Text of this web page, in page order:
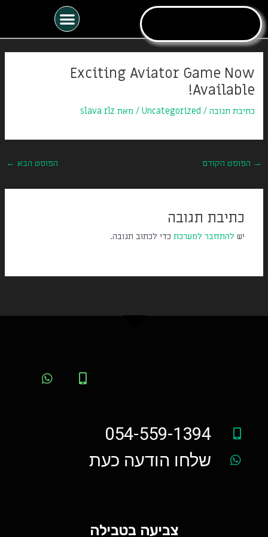
דילוג
לתוכן
תפריט
Exciting Aviator Game Now
Available!
כתיבת תגובה /
Uncategorized / מאת slava rlz
Post
→ הפוסט הקודם הפוסט הבא ←
כתיבת תגובה
יש להתחבר למערכת כדי לכתוב תגובה.
צביעה בטבילה
054-559-1394
שלחו הודעה כעת